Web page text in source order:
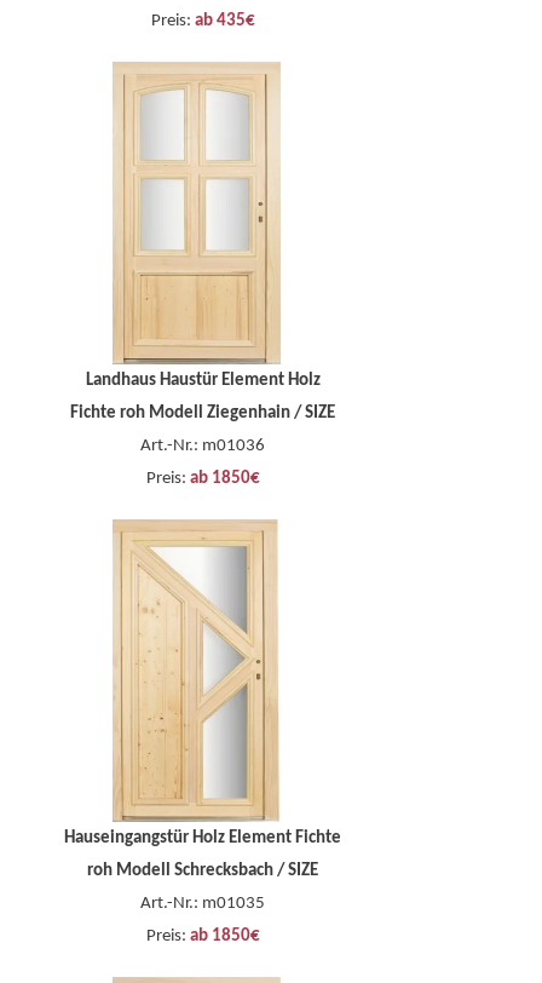
Preis: ab 435€
Landhaus Haustür Element Holz
Fichte roh Modell Ziegenhain / SIZE
Art.-Nr.: m01036
Preis: ab 1850€
Hauseingangstür Holz Element Fichte
roh Modell Schrecksbach / SIZE
Art.-Nr.: m01035
Preis: ab 1850€